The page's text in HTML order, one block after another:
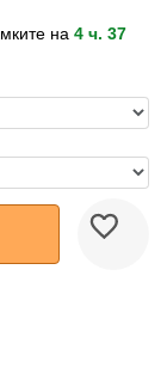
на 4 ч. 37